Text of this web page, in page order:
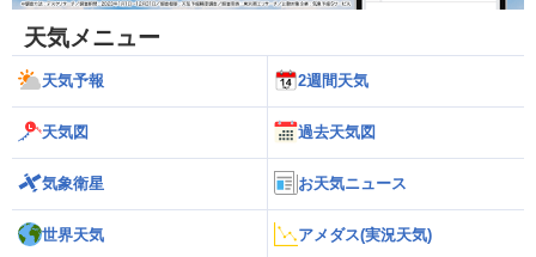
天気メニュー
天気予報 2週間天気
天気図 過去天気図
気象衛星 お天気ニュース
世界天気 アメダス(実況天気)